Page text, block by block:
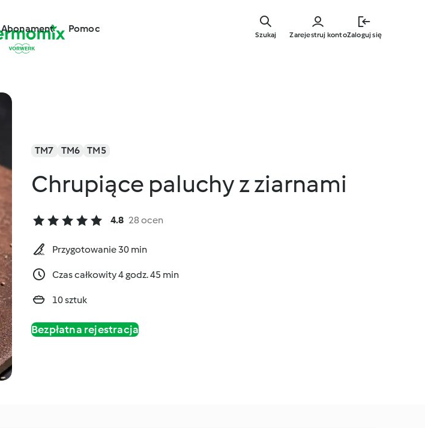
głównej
Abonament Pomoc
Zarejestruj kontoZaloguj się
Szukaj
TM7 TM6 TM5
Chrupiące paluchy z ziarnami
4.8 28 ocen
Przygotowanie 30 min
Czas całkowity 4 godz. 45 min
10 sztuk
Bezpłatna rejestracja